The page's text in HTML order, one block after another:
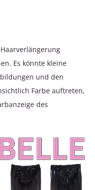
Es könnte kleine
und den
Farbe auftreten,
des